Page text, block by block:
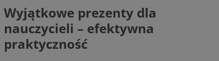
Wyjątkowe prezenty dla
nauczycieli – efektywna
praktyczność